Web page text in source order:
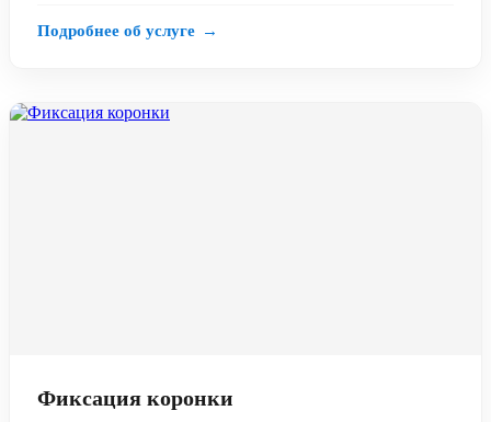
Подробнее об услуге →
Фиксация коронки